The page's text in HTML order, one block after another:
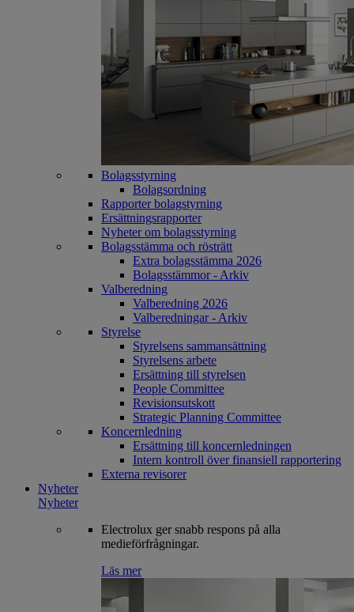
Bolagsstyrning
Bolagsordning
Rapporter bolagstyrning
Ersättningsrapporter
Nyheter om bolagsstyrning
Bolagsstämma och rösträtt
Extra bolagsstämma 2026
Bolagsstämmor - Arkiv
Valberedning
Valberedning 2026
Valberedningar - Arkiv
Styrelse
Styrelsens sammansättning
Styrelsens arbete
Ersättning till styrelsen
People Committee
Revisionsutskott
Strategic Planning Committee
Koncernledning
Ersättning till koncernledningen
Intern kontroll över finansiell rapportering
Externa revisorer
Nyheter
Nyheter
Electrolux ger snabb respons på alla
medieförfrågningar.
Läs mer